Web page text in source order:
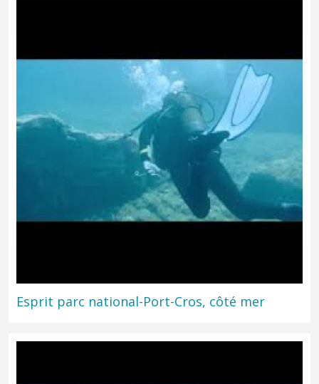
Esprit parc national-Port-Cros, côté mer